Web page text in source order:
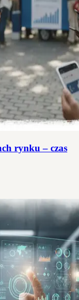
rynku – czas